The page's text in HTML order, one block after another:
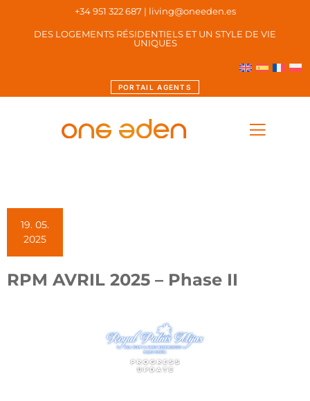
+34 951 322 687 | living@oneeden.es
DES LOGEMENTS RÉSIDENTIELS ET UN STYLE DE VIE
UNIQUES
PORTAIL AGENTS
19. 05.
2025
RPM AVRIL 2025 – Phase II